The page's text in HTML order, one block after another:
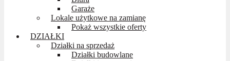
Garaże
Lokale użytkowe na zamianę
Pokaż wszystkie oferty
DZIAŁKI
Działki na sprzedaż
Działki budowlane